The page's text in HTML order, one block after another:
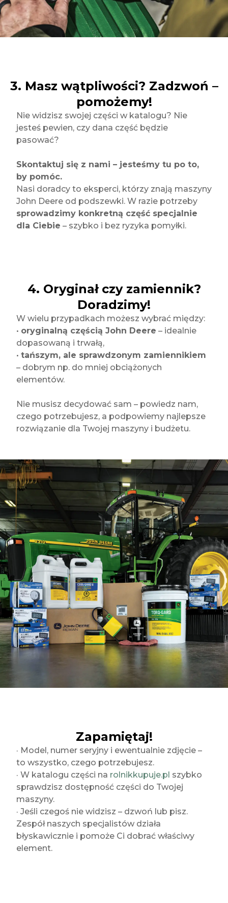
3. Masz wątpliwości? Zadzwoń –
pomożemy!
Nie widzisz swojej części w katalogu? Nie
jesteś pewien, czy dana część będzie
pasować?
Skontaktuj się z nami – jesteśmy tu po to,
by pomóc.
Nasi doradcy to eksperci, którzy znają maszyny
John Deere od podszewki. W razie potrzeby
sprowadzimy konkretną część specjalnie
dla Ciebie – szybko i bez ryzyka pomyłki.
4. Oryginał czy zamiennik?
Doradzimy!
W wielu przypadkach możesz wybrać między:
• oryginalną częścią John Deere – idealnie
dopasowaną i trwałą,
• tańszym, ale sprawdzonym zamiennikiem
– dobrym np. do mniej obciążonych
elementów.
Nie musisz decydować sam – powiedz nam,
czego potrzebujesz, a podpowiemy najlepsze
rozwiązanie dla Twojej maszyny i budżetu.
Zapamiętaj!
· Model, numer seryjny i ewentualnie zdjęcie –
to wszystko, czego potrzebujesz.
· W katalogu części na rolnikkupuje.pl szybko
sprawdzisz dostępność części do Twojej
maszyny.
· Jeśli czegoś nie widzisz – dzwoń lub pisz.
Zespół naszych specjalistów działa
błyskawicznie i pomoże Ci dobrać właściwy
element.